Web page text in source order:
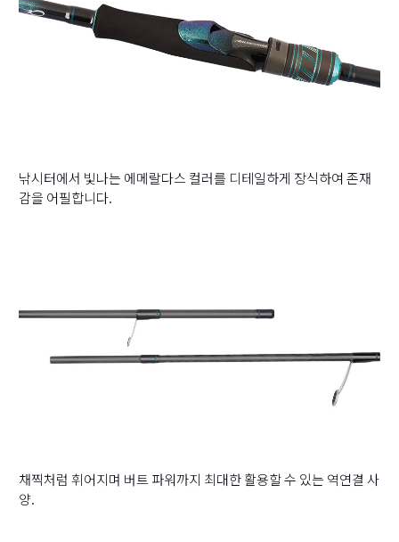
낚시터에서 빛나는 에메랄다스 컬러를 디테일하게 장식하여 존재
감을 어필합니다.
채찍처럼 휘어지며 버트 파워까지 최대한 활용할 수 있는 역연결 사
양.